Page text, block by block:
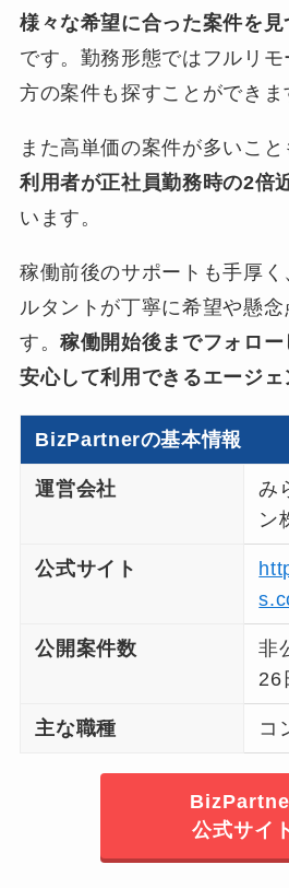
様々な希望に合った案件を
です。勤務形態ではフルリモ
方の案件も探すことができま
また高単価の案件が多いこと
利用者が正社員勤務時の2倍
います。
稼働前後のサポートも手厚
ルタントが丁寧に希望や懸
す。稼働開始後までフォロー
安心して利用できるエージェ
BizPartnerの基本情報
運営会社
み
ン
公式サイト
公開案件数
非
26
主な職種 コ
公式サイ